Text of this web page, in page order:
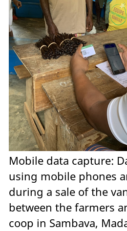
Mobile data capture:
using mobile phones
during a sale of the
between the farmers
coop in Sambava,